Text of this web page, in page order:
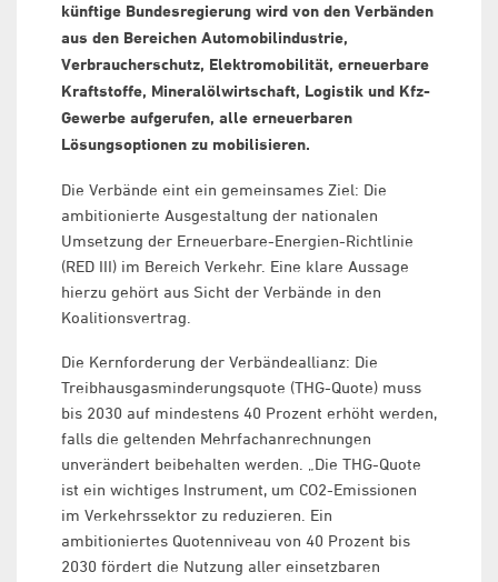
künftige Bundesregierung wird von den Verbänden
aus den Bereichen Automobilindustrie,
Verbraucherschutz, Elektromobilität, erneuerbare
Kraftstoffe, Mineralölwirtschaft, Logistik und Kfz-
Gewerbe aufgerufen, alle erneuerbaren
Lösungsoptionen zu mobilisieren.
Die Verbände eint ein gemeinsames Ziel: Die
ambitionierte Ausgestaltung der nationalen
Umsetzung der Erneuerbare-Energien-Richtlinie
(RED III) im Bereich Verkehr. Eine klare Aussage
hierzu gehört aus Sicht der Verbände in den
Koalitionsvertrag.
Die Kernforderung der Verbändeallianz: Die
Treibhausgasminderungsquote (THG-Quote) muss
bis 2030 auf mindestens 40 Prozent erhöht werden,
falls die geltenden Mehrfachanrechnungen
unverändert beibehalten werden. „Die THG-Quote
ist ein wichtiges Instrument, um CO2-Emissionen
im Verkehrssektor zu reduzieren. Ein
ambitioniertes Quotenniveau von 40 Prozent bis
2030 fördert die Nutzung aller einsetzbaren